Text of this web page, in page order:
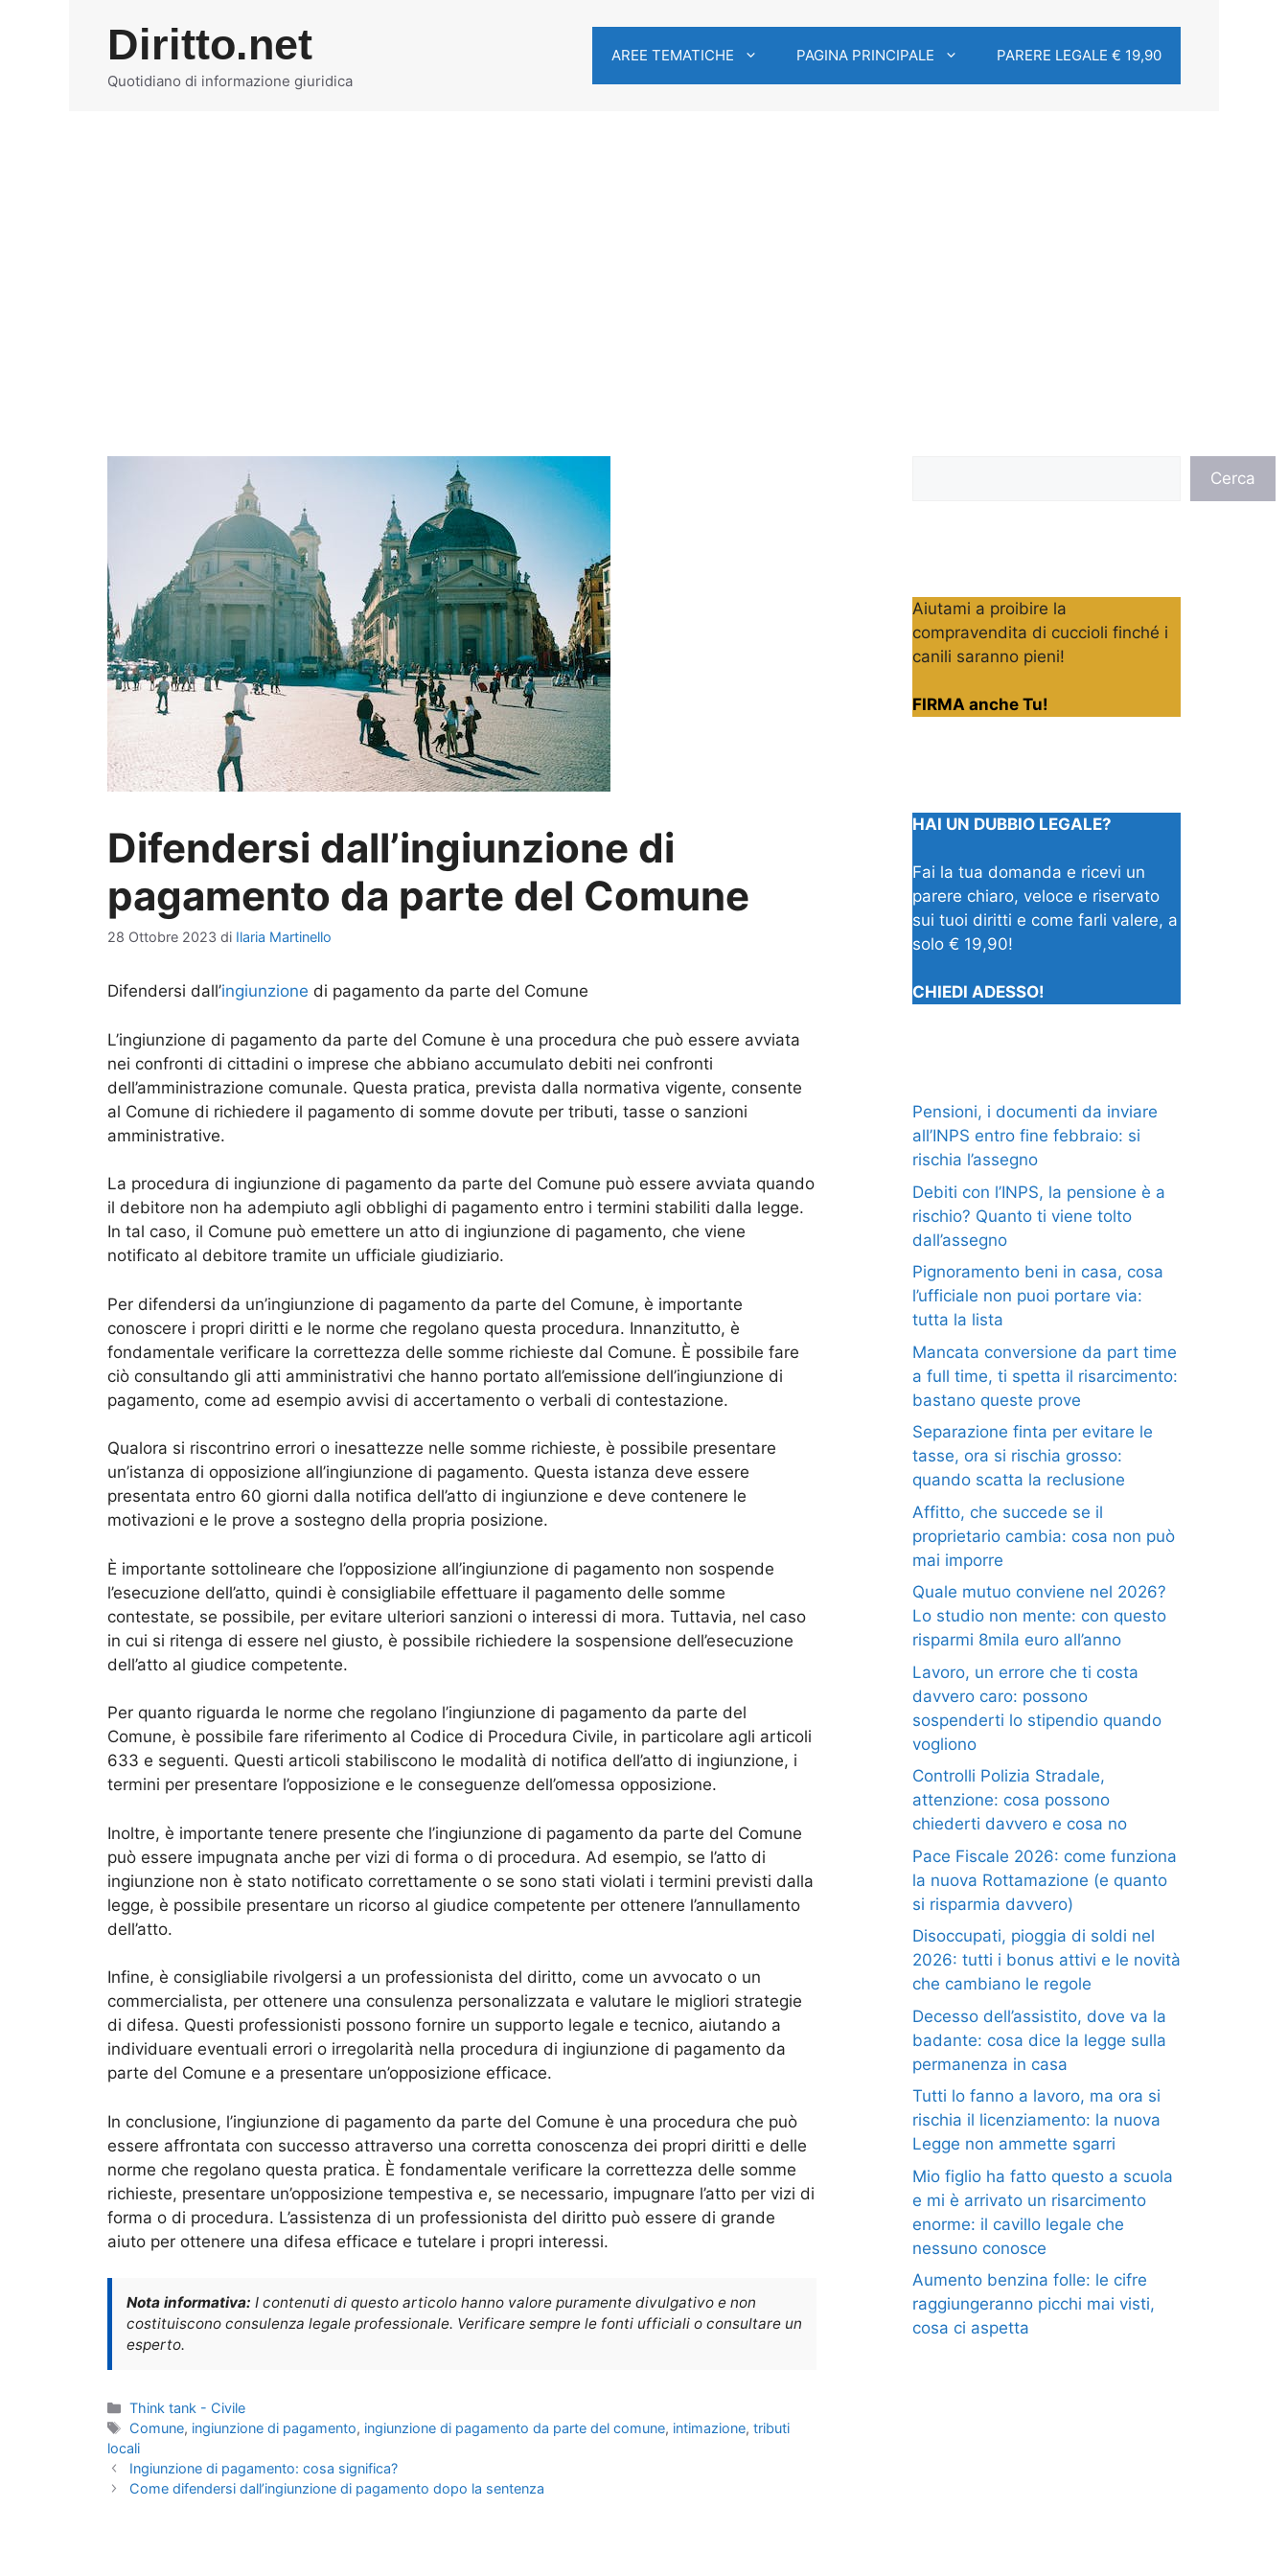
Diritto.net
Quotidiano di informazione giuridica
AREE TEMATICHE PAGINA PRINCIPALE PARERE LEGALE € 19,90
Difendersi dall’ingiunzione di
pagamento da parte del Comune
28 Ottobre 2023 di Ilaria Martinello
Difendersi dall’ingiunzione di pagamento da parte del Comune
L’ingiunzione di pagamento da parte del Comune è una procedura che può essere avviata
nei confronti di cittadini o imprese che abbiano accumulato debiti nei confronti
dell’amministrazione comunale. Questa pratica, prevista dalla normativa vigente, consente
al Comune di richiedere il pagamento di somme dovute per tributi, tasse o sanzioni
amministrative.
La procedura di ingiunzione di pagamento da parte del Comune può essere avviata quando
il debitore non ha adempiuto agli obblighi di pagamento entro i termini stabiliti dalla legge.
In tal caso, il Comune può emettere un atto di ingiunzione di pagamento, che viene
notificato al debitore tramite un ufficiale giudiziario.
Per difendersi da un’ingiunzione di pagamento da parte del Comune, è importante
conoscere i propri diritti e le norme che regolano questa procedura. Innanzitutto, è
fondamentale verificare la correttezza delle somme richieste dal Comune. È possibile fare
ciò consultando gli atti amministrativi che hanno portato all’emissione dell’ingiunzione di
pagamento, come ad esempio avvisi di accertamento o verbali di contestazione.
Qualora si riscontrino errori o inesattezze nelle somme richieste, è possibile presentare
un’istanza di opposizione all’ingiunzione di pagamento. Questa istanza deve essere
presentata entro 60 giorni dalla notifica dell’atto di ingiunzione e deve contenere le
motivazioni e le prove a sostegno della propria posizione.
È importante sottolineare che l’opposizione all’ingiunzione di pagamento non sospende
l’esecuzione dell’atto, quindi è consigliabile effettuare il pagamento delle somme
contestate, se possibile, per evitare ulteriori sanzioni o interessi di mora. Tuttavia, nel caso
in cui si ritenga di essere nel giusto, è possibile richiedere la sospensione dell’esecuzione
dell’atto al giudice competente.
Per quanto riguarda le norme che regolano l’ingiunzione di pagamento da parte del
Comune, è possibile fare riferimento al Codice di Procedura Civile, in particolare agli articoli
633 e seguenti. Questi articoli stabiliscono le modalità di notifica dell’atto di ingiunzione, i
termini per presentare l’opposizione e le conseguenze dell’omessa opposizione.
Inoltre, è importante tenere presente che l’ingiunzione di pagamento da parte del Comune
può essere impugnata anche per vizi di forma o di procedura. Ad esempio, se l’atto di
ingiunzione non è stato notificato correttamente o se sono stati violati i termini previsti dalla
legge, è possibile presentare un ricorso al giudice competente per ottenere l’annullamento
dell’atto.
Infine, è consigliabile rivolgersi a un professionista del diritto, come un avvocato o un
commercialista, per ottenere una consulenza personalizzata e valutare le migliori strategie
di difesa. Questi professionisti possono fornire un supporto legale e tecnico, aiutando a
individuare eventuali errori o irregolarità nella procedura di ingiunzione di pagamento da
parte del Comune e a presentare un’opposizione efficace.
In conclusione, l’ingiunzione di pagamento da parte del Comune è una procedura che può
essere affrontata con successo attraverso una corretta conoscenza dei propri diritti e delle
norme che regolano questa pratica. È fondamentale verificare la correttezza delle somme
richieste, presentare un’opposizione tempestiva e, se necessario, impugnare l’atto per vizi di
forma o di procedura. L’assistenza di un professionista del diritto può essere di grande
aiuto per ottenere una difesa efficace e tutelare i propri interessi.
Nota informativa: I contenuti di questo articolo hanno valore puramente divulgativo e non
costituiscono consulenza legale professionale. Verificare sempre le fonti ufficiali o consultare un
esperto.
Categorie
Think tank - Civile
Tag
Comune, ingiunzione di pagamento, ingiunzione di pagamento da parte del comune, intimazione,tributi
locali
Ingiunzione di pagamento: cosa significa?
Come difendersi dall’ingiunzione di pagamento dopo la sentenza
Cerca
Aiutami a proibire la
compravendita di cuccioli finché i
canili saranno pieni!
FIRMA anche Tu!
HAI UN DUBBIO LEGALE?
Fai la tua domanda e ricevi un
parere chiaro, veloce e riservato
sui tuoi diritti e come farli valere, a
solo € 19,90!
CHIEDI ADESSO!
Pensioni, i documenti da inviare
all’INPS entro fine febbraio: si
rischia l’assegno
Debiti con l’INPS, la pensione è a
rischio? Quanto ti viene tolto
dall’assegno
Pignoramento beni in casa, cosa
l’ufficiale non puoi portare via:
tutta la lista
Mancata conversione da part time
a full time, ti spetta il risarcimento:
bastano queste prove
Separazione finta per evitare le
tasse, ora si rischia grosso:
quando scatta la reclusione
Affitto, che succede se il
proprietario cambia: cosa non può
mai imporre
Quale mutuo conviene nel 2026?
Lo studio non mente: con questo
risparmi 8mila euro all’anno
Lavoro, un errore che ti costa
davvero caro: possono
sospenderti lo stipendio quando
vogliono
Controlli Polizia Stradale,
attenzione: cosa possono
chiederti davvero e cosa no
Pace Fiscale 2026: come funziona
la nuova Rottamazione (e quanto
si risparmia davvero)
Disoccupati, pioggia di soldi nel
2026: tutti i bonus attivi e le novità
che cambiano le regole
Decesso dell’assistito, dove va la
badante: cosa dice la legge sulla
permanenza in casa
Tutti lo fanno a lavoro, ma ora si
rischia il licenziamento: la nuova
Legge non ammette sgarri
Mio figlio ha fatto questo a scuola
e mi è arrivato un risarcimento
enorme: il cavillo legale che
nessuno conosce
Aumento benzina folle: le cifre
raggiungeranno picchi mai visti,
cosa ci aspetta